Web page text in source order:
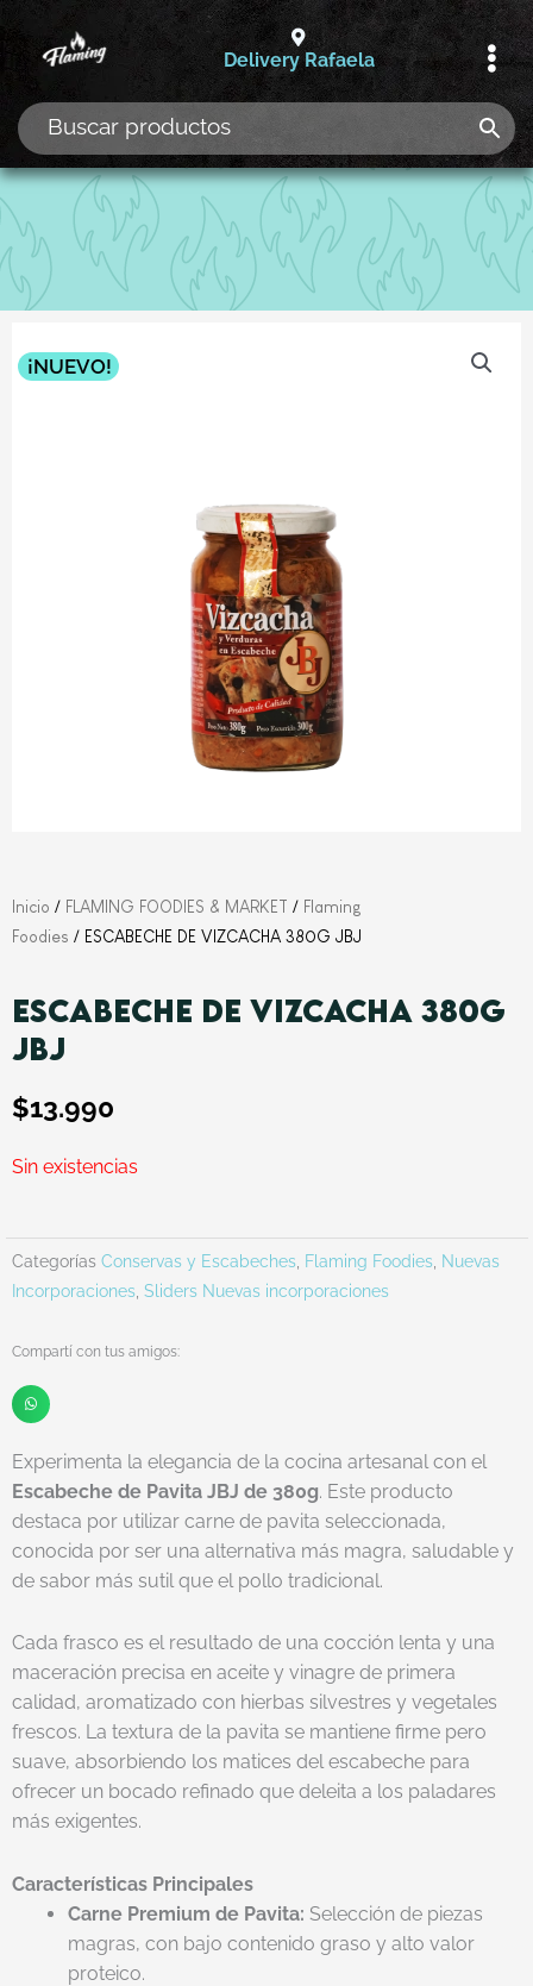
al
contenido
Delivery Rafaela
Inicio / FLAMING FOODIES & MARKET / Flaming
Foodies / ESCABECHE DE VIZCACHA 380G JBJ
ESCABECHE DE VIZCACHA 380G
JBJ
$13.990
Sin existencias
Categorías Conservas y Escabeches Flaming Foodies Nuevas
Incorporaciones Sliders Nuevas incorporaciones
Compartí con tus amigos:
Experimenta la elegancia de la cocina artesanal con el
Escabeche de Pavita JBJ de 380g. Este producto
destaca por utilizar carne de pavita seleccionada,
conocida por ser una alternativa más magra, saludable y
de sabor más sutil que el pollo tradicional.
Cada frasco es el resultado de una cocción lenta y una
maceración precisa en aceite y vinagre de primera
calidad, aromatizado con hierbas silvestres y vegetales
frescos. La textura de la pavita se mantiene firme pero
suave, absorbiendo los matices del escabeche para
ofrecer un bocado refinado que deleita a los paladares
más exigentes.
Características Principales
Carne Premium de Pavita: Selección de piezas
magras, con bajo contenido graso y alto valor
proteico.
¡NUEVO!